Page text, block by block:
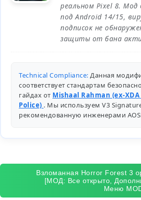
реальном Pixel 8. Мод
под Android 14/15,
подписок не
защиты от бана
Technical Compliance: Данная
соответствует стандартам
гайдах от Mishaal Rahman (ex-
Police) . Мы используем V3
рекомендованную инженерами
Взломанная Horror Forest 3
[МОД: Все открыто,
Меню